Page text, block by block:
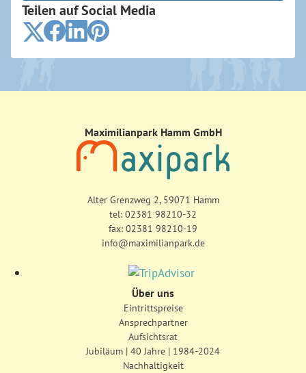
Teilen auf Social Media
Maximilianpark Hamm GmbH
Alter Grenzweg 2, 59071 Hamm
tel: 02381 98210-32
fax: 02381 98210-19
info@maximilianpark.de
Über uns
Eintrittspreise
Ansprechpartner
Aufsichtsrat
Jubiläum | 40 Jahre | 1984-2024
Nachhaltigkeit